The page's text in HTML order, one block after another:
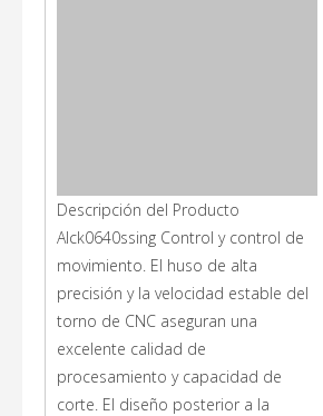
Descripción del Producto
Alck0640ssing Control y control de
movimiento. El huso de alta
precisión y la velocidad estable del
torno de CNC aseguran una
excelente calidad de
procesamiento y capacidad de
corte. El diseño posterior a la